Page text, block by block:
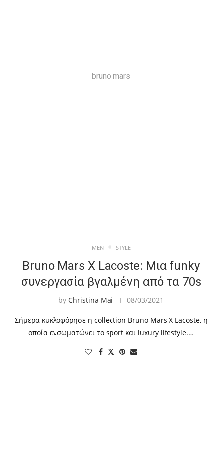
bruno mars
MEN STYLE
Bruno Mars X Lacoste: Μια funky
συνεργασία βγαλμένη από τα 70s
by Christina Mai 08/03/2021
Σήμερα κυκλοφόρησε η collection Bruno Mars X Lacoste, η
οποία ενσωματώνει το sport και luxury lifestyle.…